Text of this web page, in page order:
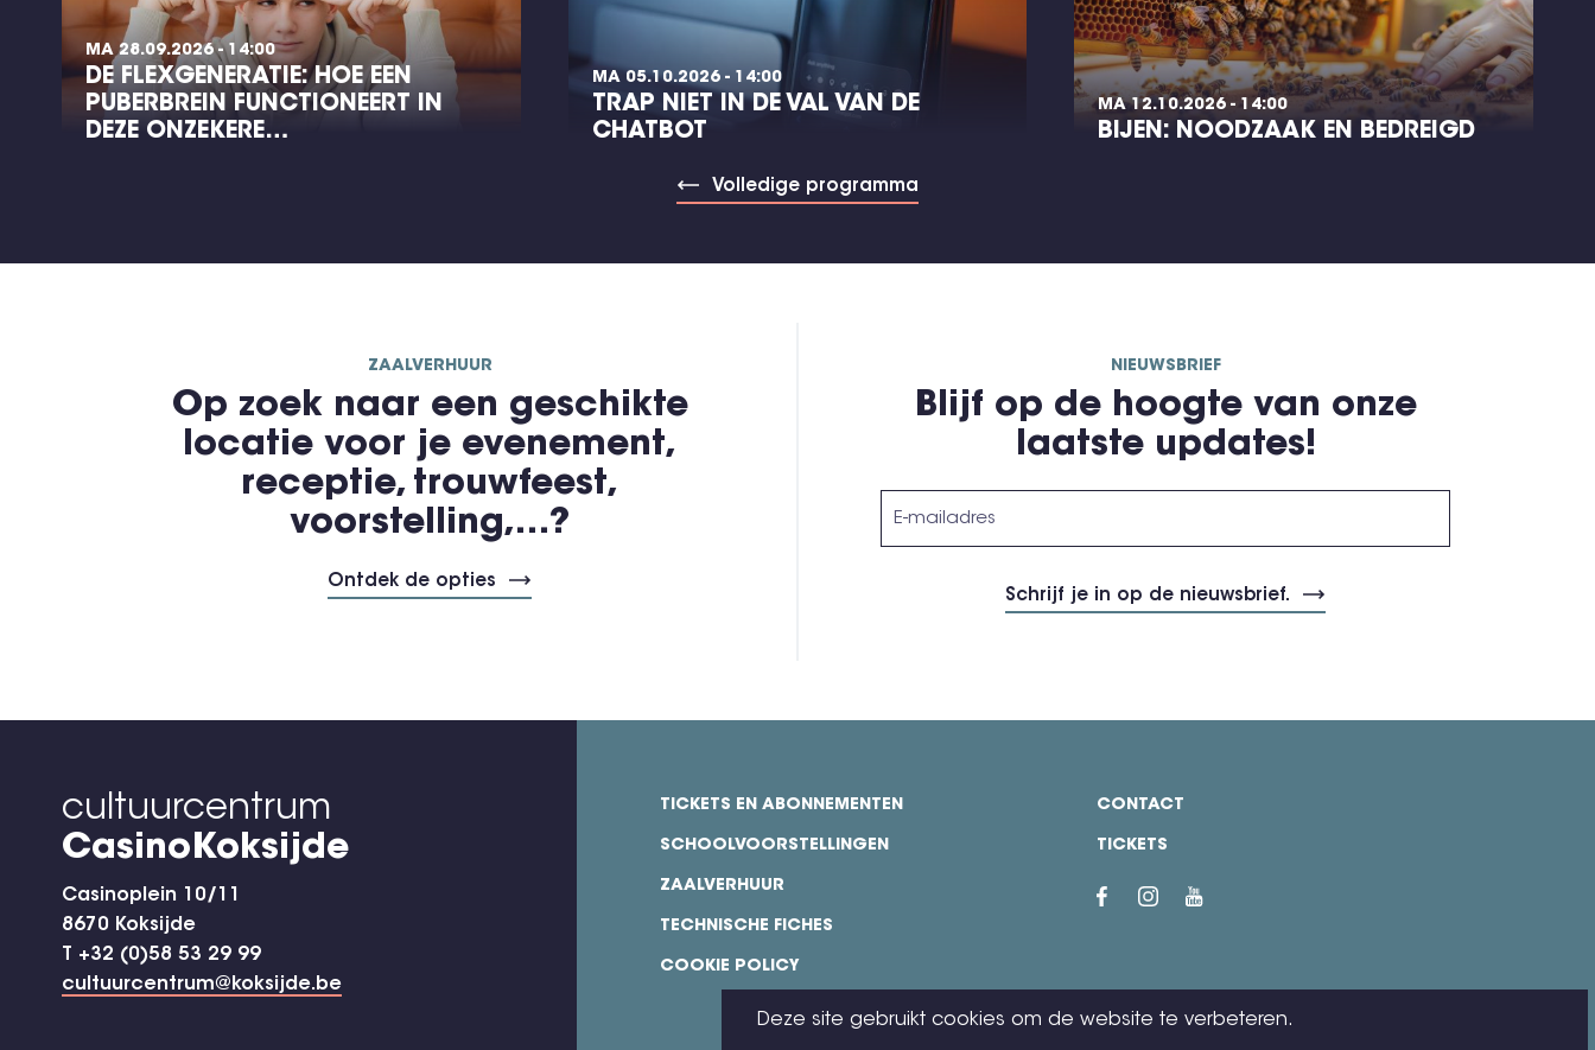
MA 28.09.2026 - 14:00
DE FLEXGENERATIE: HOE EEN
PUBERBREIN FUNCTIONEERT IN
DEZE ONZEKERE…
MA 05.10.2026 - 14:00
TRAP NIET IN DE VAL VAN DE
CHATBOT
MA 12.10.2026 - 14:00
BIJEN: NOODZAAK EN BEDREIGD
Volledige programma
ZAALVERHUUR
Op zoek naar een geschikte
locatie voor je evenement,
receptie, trouwfeest,
voorstelling,…?
Ontdek de opties
NIEUWSBRIEF
Blijf op de hoogte van onze
laatste updates!
cultuurcentrum
CasinoKoksijde
Casinoplein 10/11
8670 Koksijde
T +32 (0)58 53 29 99
cultuurcentrum@koksijde.be
Deze site gebruikt cookies om de website te verbeteren.
footer
TICKETS EN ABONNEMENTEN
SCHOOLVOORSTELLINGEN
ZAALVERHUUR
TECHNISCHE FICHES
COOKIE POLICY
CONTACT
TICKETS